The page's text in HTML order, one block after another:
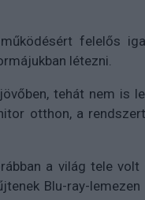
felelős
létezni.
tehát nem is
otthon, a
a világ tele volt
Blu-ray-